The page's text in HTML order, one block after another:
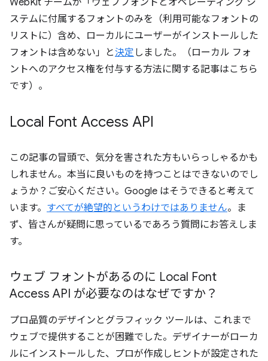
WebKit チームが「ウェブフォントとオペレーティング シ
ステムに付属するフォントのみを（利用可能なフォントの
リストに）含め、ローカルにユーザーがインストールした
フォントは含めない」と決定 しました。
（ローカル フォ
ントへのアクセス権を付与する方法に関する記事はこちら
です）。
Local Font Access API
この記事の冒頭で、気分を害された方もいらっしゃるかも
しれません。本当に良いものを持つことはできないのでし
ょうか？ご安心ください。Google はそうできると考えて
います。 すべてが絶望的というわけではありません。ま
ず、皆さんが疑問に思っているであろう質問にお答えしま
す。
ウェブ フォントがあるのに Local Font
Access API が必要なのはなぜですか？
プロ品質のデザインとグラフィック ツールは、これまで
ウェブで提供することが困難でした。デザイナーがローカ
ルにインストールした、プロが作成しヒントが設定された